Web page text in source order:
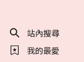
站內搜尋
我的最愛